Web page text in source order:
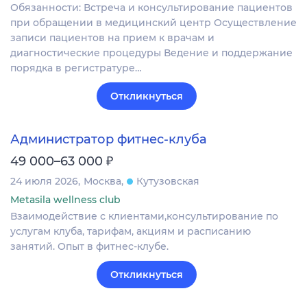
Обязанности: Встреча и консультирование пациентов
при обращении в медицинский центр Осуществление
записи пациентов на прием к врачам и
диагностические процедуры Ведение и поддержание
порядка в регистратуре…
Откликнуться
Администратор фитнес-клуба
49 000–63 000 ₽
24 июля 2026 Москва
Кутузовская
Metasila wellness club
Взаимодействие с клиентами,консультирование по
услугам клуба, тарифам, акциям и расписанию
занятий. Опыт в фитнес-клубе.
Откликнуться